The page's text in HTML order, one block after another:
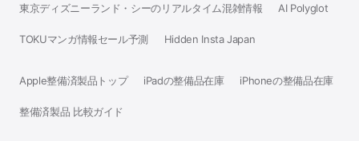
東京ディズニーランド・シーのリアルタイム混雑情報 AI Polyglot
TOKUマンガ情報セール予測 Hidden Insta Japan
Apple整備済製品トップ iPadの整備品在庫 iPhoneの整備品在庫
整備済製品 比較ガイド